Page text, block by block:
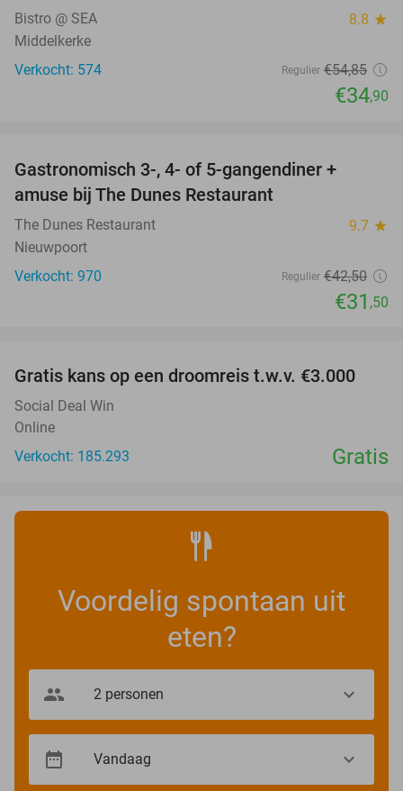
Bistro @ SEA 8.8 star
Middelkerke
Verkocht: 574
Regulier €54,85
€34,90
Gastronomisch 3-, 4- of 5-gangendiner +
amuse bij The Dunes Restaurant
The Dunes Restaurant 9.7 star
Nieuwpoort
Verkocht: 970
Regulier €42,50
€31 ,50
Gratis kans op een droomreis t.w.v. €3.000
Social Deal Win
Online
Verkocht: 185.293
Gratis
Voordelig spontaan uit
eten?